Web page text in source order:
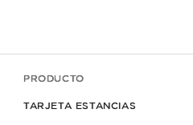
PRODUCTO
TARJETA ESTANCIAS